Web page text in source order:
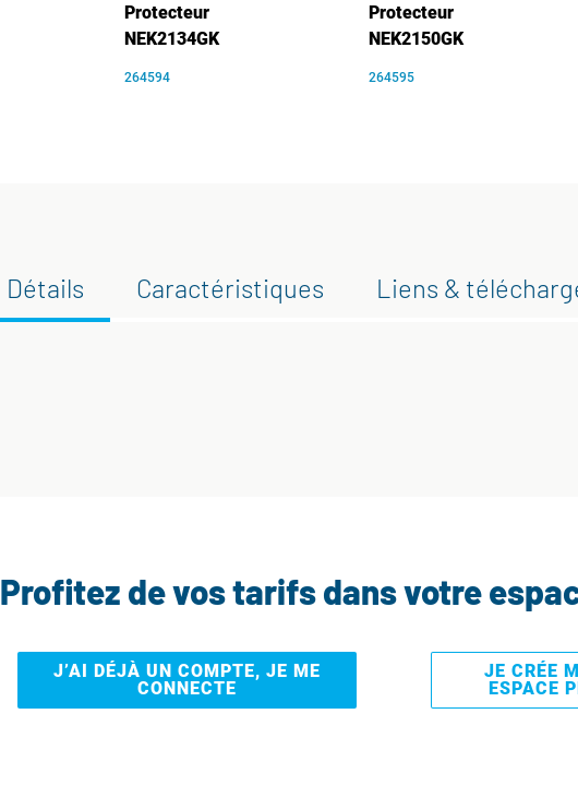
Protecteur
NEK2134GK
264594
Protecteur
NEK2150GK
264595
Détails Caractéristiques Liens &
Profitez de vos tarifs dans votre
J’AI DÉJÀ UN COMPTE, JE ME
CONNECTE
JE CRÉE
ESPACE